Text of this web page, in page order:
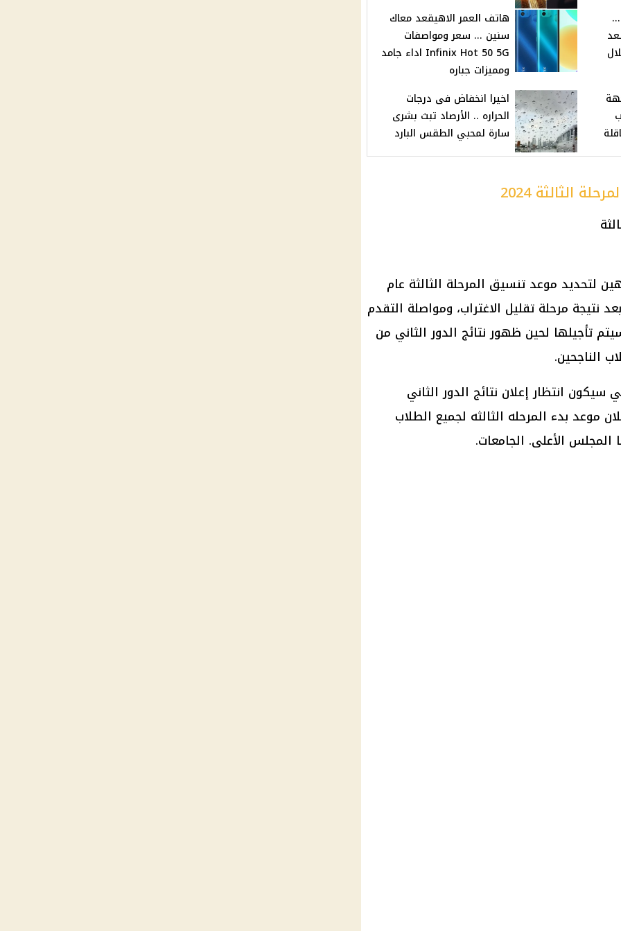
هاتف العمر الاهيقعد معاك
سنين ... سعر ومواصفات
Infinix Hot 50 5G اداء جامد
ومميزات جباره
اخيرا انخفاض فى درجات
الحراره .. الأرصاد تبث بشرى
سارة لمحبي الطقس البارد
الثالثة 2024
لتحديد موعد تنسيق المرحلة الثالثة عام
نتيجة مرحلة تقليل الاغتراب، ومواصلة التقدم
سيتم تأجيلها لحين ظهور نتائج الدور الثاني من
الناجحين.
سيكون انتظار إعلان نتائج الدور الثاني
الثانوية العامة 2024 وإعلان موعد بدء المرحله الثالثه لجميع الطلاب
الأعلى. الجامعات.